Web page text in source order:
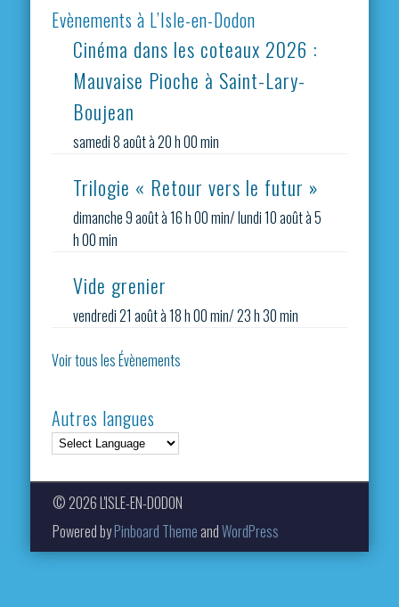
Evènements à L’Isle-en-Dodon
Cinéma dans les coteaux 2026 :
Mauvaise Pioche à Saint-Lary-
Boujean
samedi 8 août à 20 h 00 min
Trilogie « Retour vers le futur »
dimanche 9 août à 16 h 00 min/lundi 10 août à 5
h 00 min
Vide grenier
vendredi 21 août à 18 h 00 min/23 h 30 min
Voir tous les Évènements
Autres langues
© 2026 L'ISLE-EN-DODON
Powered byPinboard Theme andWordPress